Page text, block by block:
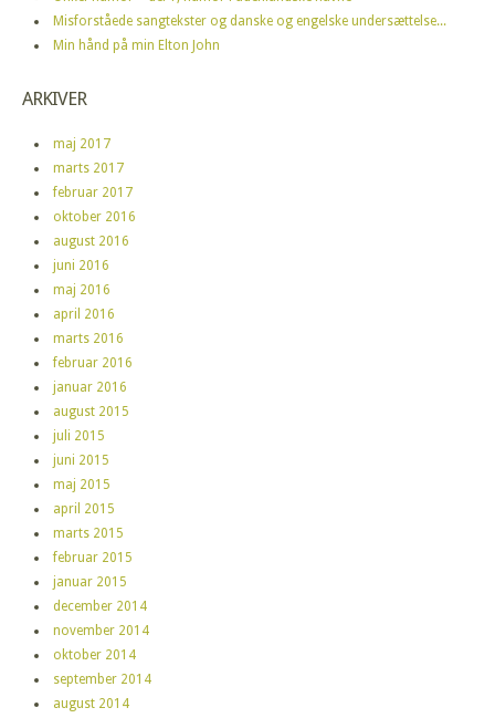
Misforståede sangtekster og danske og engelske undersættelse...
Min hånd på min Elton John
ARKIVER
maj 2017
marts 2017
februar 2017
oktober 2016
august 2016
juni 2016
maj 2016
april 2016
marts 2016
februar 2016
januar 2016
august 2015
juli 2015
juni 2015
maj 2015
april 2015
marts 2015
februar 2015
januar 2015
december 2014
november 2014
oktober 2014
september 2014
august 2014